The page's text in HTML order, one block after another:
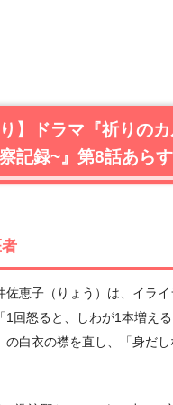
り】ドラマ『祈りの
記録~』第8話あら
佐恵子（りょう）は、イラ
1回怒ると、しわが1本増え
の白衣の襟を直し、「身だ